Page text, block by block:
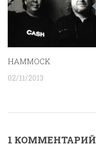
HAMMOCK
02/11/2013
1 КОММЕНТАРИЙ